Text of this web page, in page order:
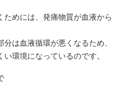
ためには、発痛物質が血液から
は血液循環が悪くなるため、
環境になっているのです。